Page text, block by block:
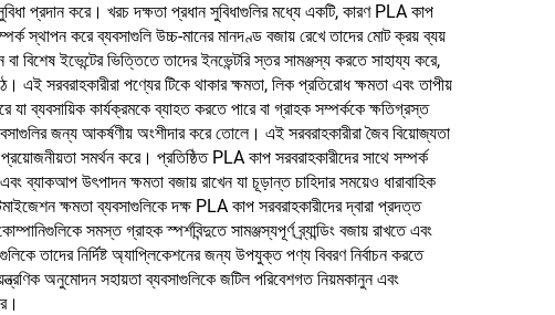
প্রদান করে। খরচ দক্ষতা প্রধান সুবিধাগুলির মধ্যে একটি, কারণ PLA কাপ
স্থাপন করে ব্যবসাগুলি উচ্চ-মানের মানদণ্ড বজায় রেখে তাদের মোট ক্রয় ব্যয়
বিশেষ ইভেন্টের ভিত্তিতে তাদের ইনভেন্টরি স্তর সামঞ্জস্য করতে সাহায্য করে,
সরবরাহকারীরা পণ্যের টিকে থাকার ক্ষমতা, লিক প্রতিরোধ ক্ষমতা এবং তাপীয়
ব্যবসায়িক কার্যক্রমকে ব্যাহত করতে পারে বা গ্রাহক সম্পর্ককে ক্ষতিগ্রস্ত
জন্য আকর্ষণীয় অংশীদার করে তোলে। এই সরবরাহকারীরা জৈব বিয়োজ্যতা
সমর্থন করে। প্রতিষ্ঠিত PLA কাপ সরবরাহকারীদের সাথে সম্পর্ক
ব্যাকআপ উৎপাদন ক্ষমতা বজায় রাখেন যা চূড়ান্ত চাহিদার সময়েও ধারাবাহিক
ক্ষমতা ব্যবসাগুলিকে দক্ষ PLA কাপ সরবরাহকারীদের দ্বারা প্রদত্ত
সমস্ত গ্রাহক স্পর্শবিন্দুতে সামঞ্জস্যপূর্ণ ব্র্যান্ডিং বজায় রাখতে এবং
তাদের নির্দিষ্ট অ্যাপ্লিকেশনের জন্য উপযুক্ত পণ্য বিবরণ নির্বাচন করতে
অনুমোদন সহায়তা ব্যবসাগুলিকে জটিল পরিবেশগত নিয়মকানুন এবং